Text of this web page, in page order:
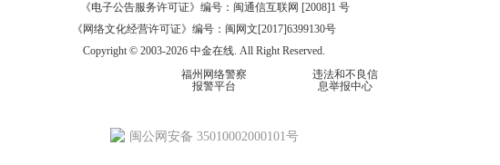
《电子公告服务许可证》编号：闽通信互联网 [2008]1 号
《网络文化经营许可证》编号：闽网文[2017]6399130号
Copyright © 2003-2026 中金在线. All Right Reserved.
福州网络警察
报警平台
违法和不良信
息举报中心
闽公网安备 35010002000101号